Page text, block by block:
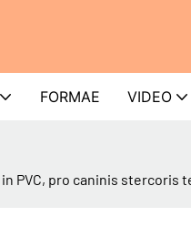
FORMAE VIDEO
PVC, pro caninis stercoris